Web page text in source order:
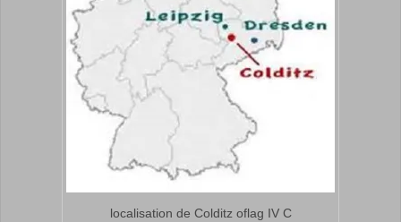
localisation de Colditz oflag IV C